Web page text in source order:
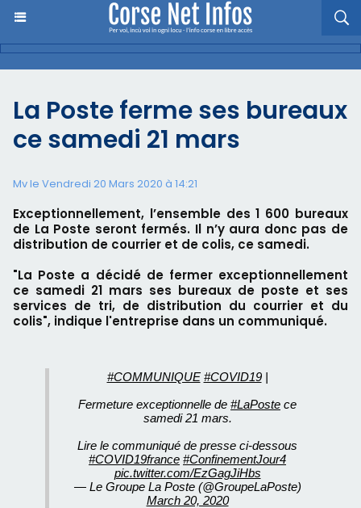
La Poste ferme ses bureaux
ce samedi 21 mars
Mv le Vendredi 20 Mars 2020 à 14:21
Exceptionnellement, l’ensemble des 1 600 bureaux
de La Poste seront fermés. Il n’y aura donc pas de
distribution de courrier et de colis, ce samedi.
"La Poste a décidé de fermer exceptionnellement
ce samedi 21 mars ses bureaux de poste et ses
services de tri, de distribution du courrier et du
colis", indique l'entreprise dans un communiqué.
#COMMUNIQUE #COVID19|
Fermeture exceptionnelle de #LaPoste ce
samedi 21 mars.
Lire le communiqué de presse ci-dessous
#COVID19france #ConfinementJour4
pic.twitter.com/EzGagJiHbs
— Le Groupe La Poste (@GroupeLaPoste)
March 20, 2020